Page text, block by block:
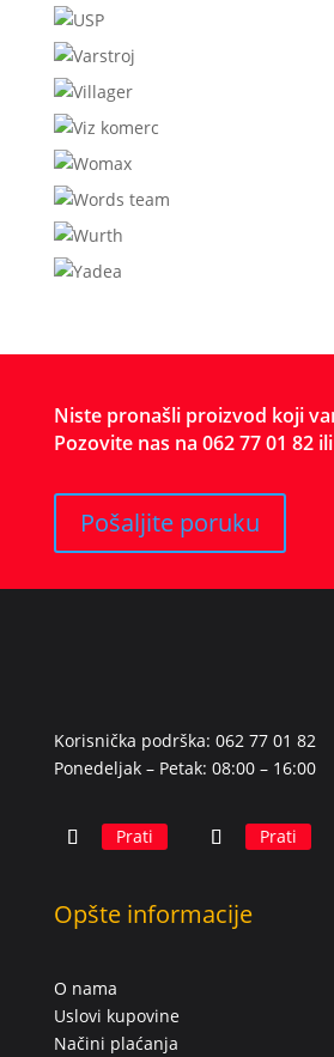
Niste pronašli proizvod koji
Pozovite nas na 062 77 01 82 ili
Pošaljite poruku
Korisnička podrška: 062 77 01 82
Ponedeljak – Petak: 08:00 – 16:00
Prati Prati
Opšte informacije
O nama
Uslovi kupovine
Načini plaćanja